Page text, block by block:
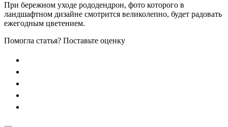
При бережном уходе рододендрон, фото которого в
ландшафтном дизайне смотрится великолепно, будет радовать
ежегодным цветением.
Помогла статья? Поставьте оценку